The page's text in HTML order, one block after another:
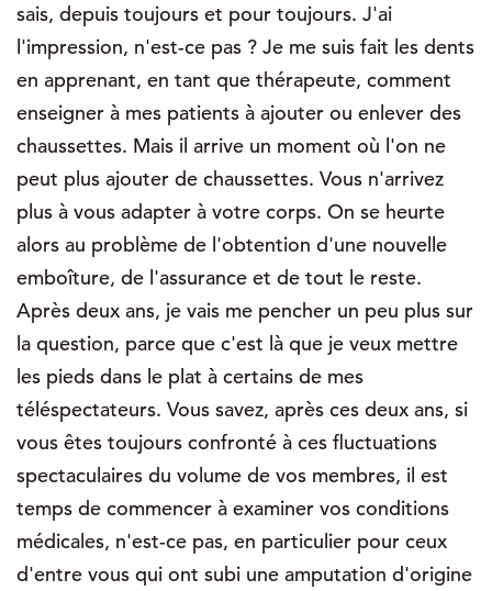
sais, depuis toujours et pour toujours. J'ai
l'impression, n'est-ce pas ? Je me suis fait les dents
en apprenant, en tant que thérapeute, comment
enseigner à mes patients à ajouter ou enlever des
chaussettes. Mais il arrive un moment où l'on ne
peut plus ajouter de chaussettes. Vous n'arrivez
plus à vous adapter à votre corps. On se heurte
alors au problème de l'obtention d'une nouvelle
emboîture, de l'assurance et de tout le reste.
Après deux ans, je vais me pencher un peu plus sur
la question, parce que c'est là que je veux mettre
les pieds dans le plat à certains de mes
téléspectateurs. Vous savez, après ces deux ans, si
vous êtes toujours confronté à ces fluctuations
spectaculaires du volume de vos membres, il est
temps de commencer à examiner vos conditions
médicales, n'est-ce pas, en particulier pour ceux
d'entre vous qui ont subi une amputation d'origine